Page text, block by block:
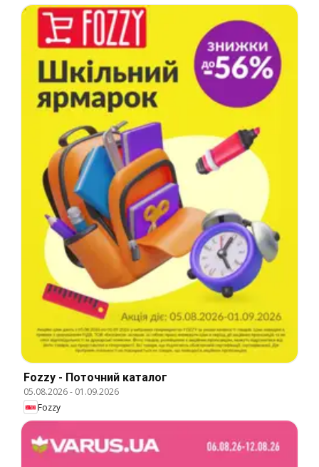
Fozzy - Поточний каталог
05.08.2026- 01.09.2026
Fozzy